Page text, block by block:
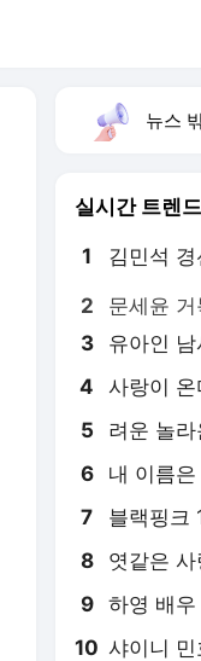
뉴스 밖
실시간 트렌드
1 김민석 경
2 문세윤
3 유아인
4 사랑이 온
5 려운 놀
6 내 이름
7 블랙핑크
8 엿같은 사
9 하영 배우
10 샤이니 민